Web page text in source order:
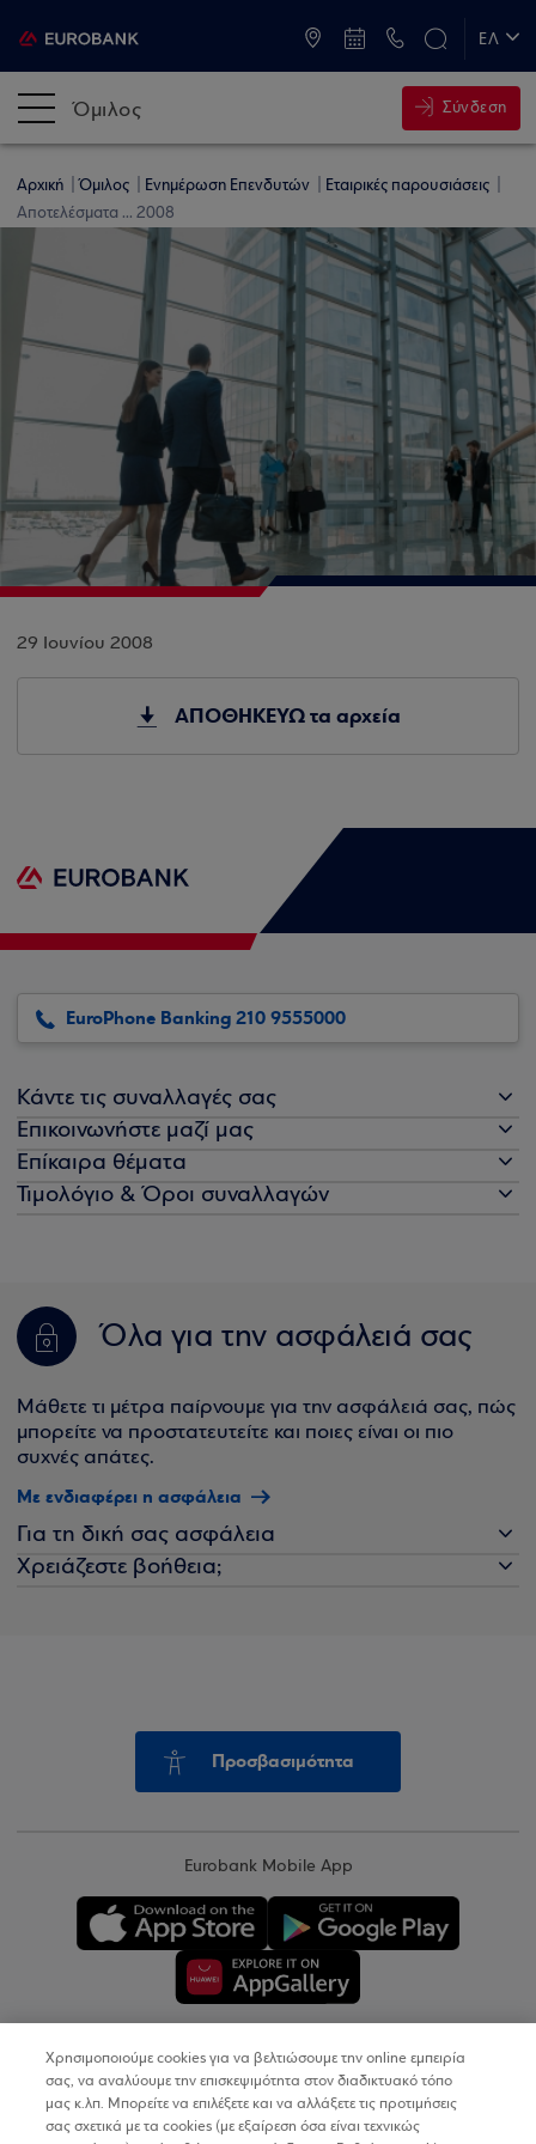
ΕΛ
Όμιλος Σύνδεση
Αρχική Όμιλος Ενημέρωση Επενδυτών
Εταιρικές παρουσιάσεις
Αποτελέσματα ... 2008
29 Ιουνίου 2008
ΑΠΟΘΗΚΕΥΩ τα αρχεία
EuroPhone Banking 210 9555000
Κάντε τις συναλλαγές σας
Επικοινωνήστε μαζί μας
Επίκαιρα θέματα
Τιμολόγιο & Όροι συναλλαγών
Όλα για την ασφάλειά σας
Μάθετε τι μέτρα παίρνουμε για την ασφάλειά σας, πώς
μπορείτε να προστατευτείτε και ποιες είναι οι πιο
συχνές απάτες.
Με ενδιαφέρει η ασφάλεια
Για τη δική σας ασφάλεια
Χρειάζεστε βοήθεια;
Προσβασιμότητα
Eurobank Mobile App
Copyright © 2026
Χρησιμοποιούμε cookies για να βελτιώσουμε την online εμπειρία
σας, να αναλύουμε την επισκεψιμότητα στον διαδικτυακό τόπο
μας κ.λπ. Μπορείτε να επιλέξετε και να αλλάξετε τις προτιμήσεις
σας σχετικά με τα cookies (με εξαίρεση όσα είναι τεχνικώς